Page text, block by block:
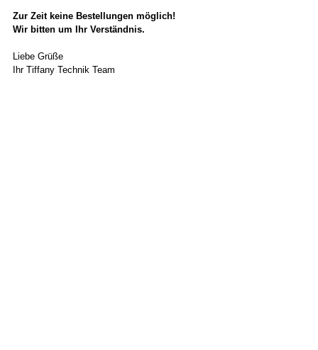
Zur Zeit keine Bestellungen möglich!
Wir bitten um Ihr Verständnis.
Liebe Grüße
Ihr Tiffany Technik Team